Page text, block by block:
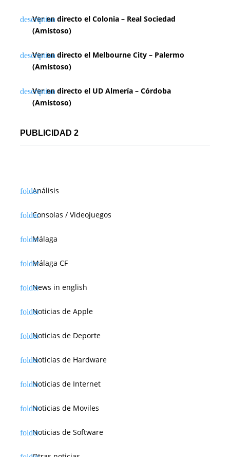
Ver en directo el Colonia – Real Sociedad
(Amistoso)
Ver en directo el Melbourne City – Palermo
(Amistoso)
Ver en directo el UD Almería – Córdoba
(Amistoso)
PUBLICIDAD 2
Análisis
Consolas / Videojuegos
Málaga
Málaga CF
News in english
Noticias de Apple
Noticias de Deporte
Noticias de Hardware
Noticias de Internet
Noticias de Moviles
Noticias de Software